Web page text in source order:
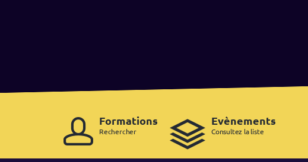
Formations
Rechercher
Evènements
Consultez la liste